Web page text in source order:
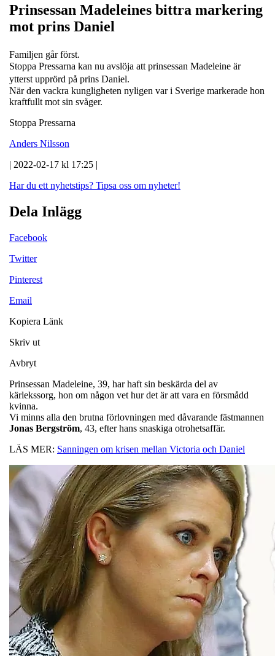
Prinsessan Madeleines bittra markering
mot prins Daniel
Familjen går först.
Stoppa Pressarna kan nu avslöja att prinsessan Madeleine är
ytterst upprörd på prins Daniel.
När den vackra kungligheten nyligen var i Sverige markerade hon
kraftfullt mot sin svåger.
Stoppa Pressarna
Anders Nilsson
| 2022-02-17 kl 17:25 |
Har du ett nyhetstips? Tipsa oss om nyheter!
Dela Inlägg
Facebook
Twitter
Pinterest
Email
Kopiera Länk
Skriv ut
Avbryt
Prinsessan Madeleine, 39, har haft sin beskärda del av
kärlekssorg, hon om någon vet hur det är att vara en försmådd
kvinna.
Vi minns alla den brutna förlovningen med dåvarande fästmannen
Jonas Bergström, 43, efter hans snaskiga otrohetsaffär.
LÄS MER: Sanningen om krisen mellan Victoria och Daniel